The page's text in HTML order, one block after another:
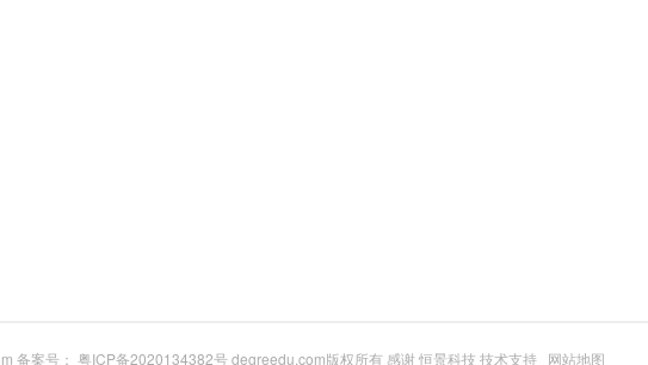
备案号： 粤ICP备2020134382号degreedu.com版权所有 感谢恒景科技 技术支持 网站地图